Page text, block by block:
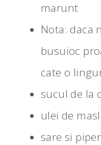
marunt
Nota: daca
busuioc
cate o
sucul de la
ulei de
sare si